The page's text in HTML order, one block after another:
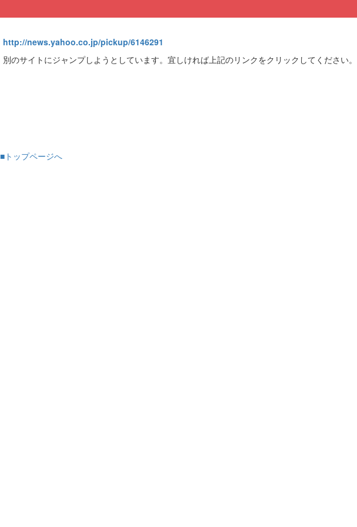
http://news.yahoo.co.jp/pickup/6146291
別のサイトにジャンプしようとしています。宜しければ上記のリンクをクリックしてください。
■トップページへ